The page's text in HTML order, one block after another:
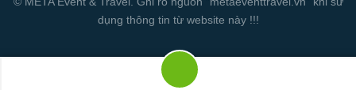
dụng thông tin từ website này !!!